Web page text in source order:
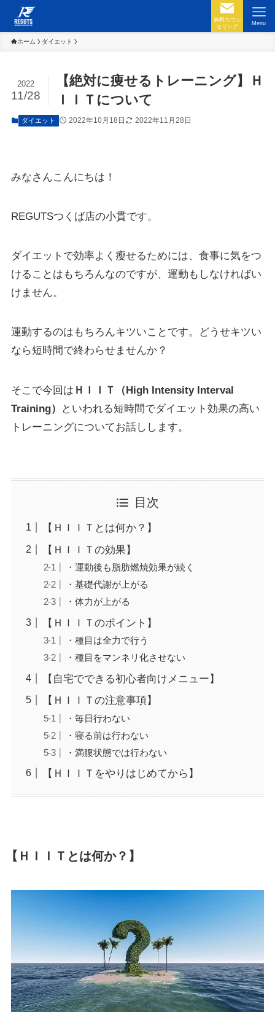
無料カウン
セリング
Menu
ホーム ダイエット
【絶対に痩せるトレーニング】Ｈ
ＩＩＴについて
2022
11/28
ダイエット 2022年10月18日 2022年11月28日
みなさんこんにちは！
REGUTSつくば店の小貫です。
ダイエットで効率よく瘦せるためには、食事に気をつ
けることはもちろんなのですが、運動もしなければい
けません。
運動するのはもちろんキツいことです。どうせキツい
なら短時間で終わらせませんか？
そこで今回は ＨＩＩＴ（High Intensity Interval
Training）
といわれる短時間でダイエット効果の高い
トレーニングについてお話しします。
目次
【ＨＩＩＴとは何か？】
【ＨＩＩＴの効果】
・運動後も脂肪燃焼効果が続く
・基礎代謝が上がる
・体力が上がる
【ＨＩＩＴのポイント】
・種目は全力で行う
・種目をマンネリ化させない
【自宅でできる初心者向けメニュー】
【ＨＩＩＴの注意事項】
・毎日行わない
・寝る前は行わない
・満腹状態では行わない
【ＨＩＩＴをやりはじめてから】
【ＨＩＩＴとは何か？】